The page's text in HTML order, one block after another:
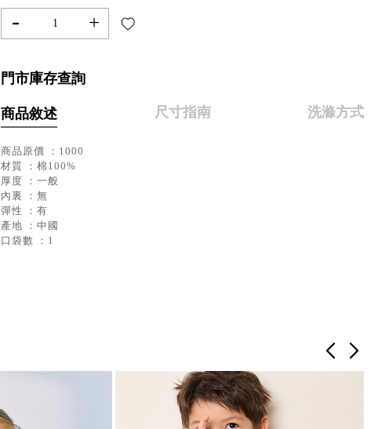
- +
門市庫存查詢
商品敘述 尺寸指南 洗滌方式
商品原價 ：1000
材質 ：棉100%
厚度 ：一般
內裏 ：無
彈性 ：有
產地 ：中國
口袋數 ：1